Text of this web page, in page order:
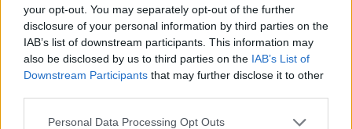
your opt-out. You may separately opt-out of the further
disclosure of your personal information by third parties on the
IAB’s list of downstream participants. This information may
also be disclosed by us to third parties on the IAB’s List of
Downstream Participants that may further disclose it to other
Personal Data Processing Opt Outs